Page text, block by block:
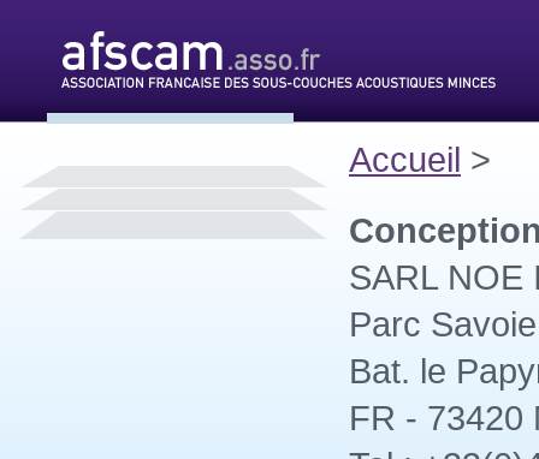
Accueil >
SARL NOE
Parc
Bat. le
FR - 73420